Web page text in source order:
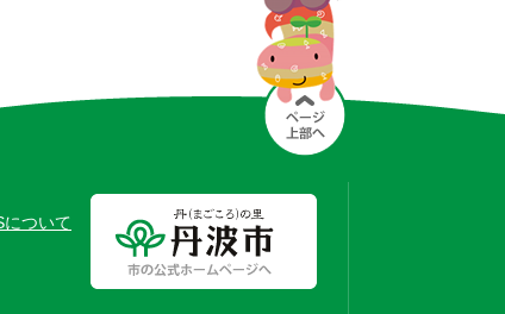
について